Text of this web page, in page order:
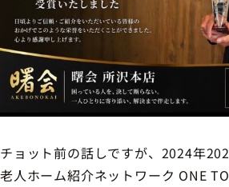
チョット前の話しですが、2024年
老人ホーム紹介ネットワーク ONE